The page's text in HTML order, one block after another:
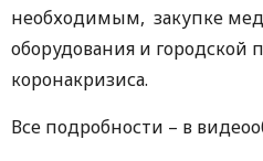
необходимым, закупке
оборудования и городской
коронакризиса.
Все подробности – в